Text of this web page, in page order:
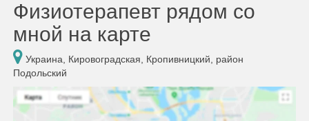
Физиотерапевт рядом со
мной на карте
Украина, Кировоградская, Кропивницкий, район
Подольский